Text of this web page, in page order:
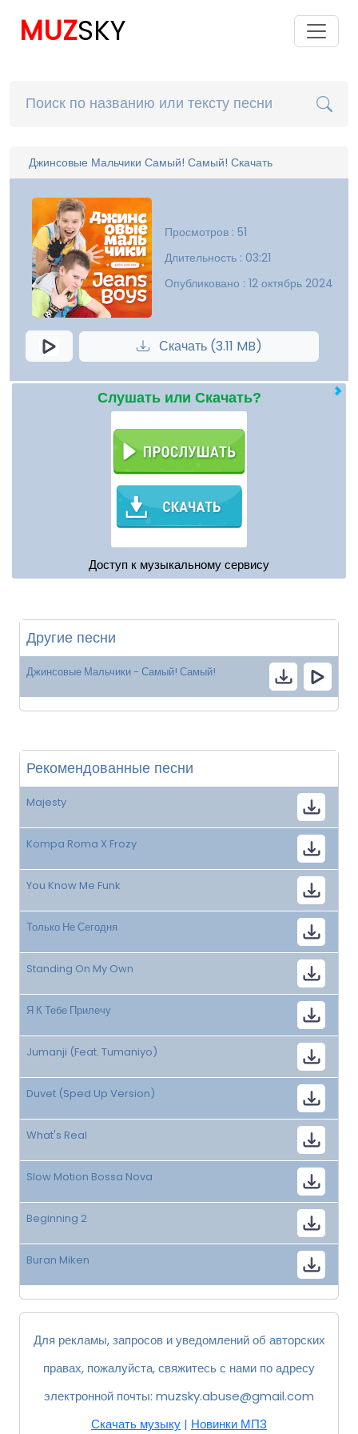
MUZSKY
Джинсовые Мальчики Самый! Самый! Скачать
Просмотров : 51
Длительность : 03:21
Опубликовано : 12 октябрь 2024
Скачать (3.11 MB)
Слушать или Скачать?
Доступ к музыкальному сервису
Другие песни
Джинсовые Мальчики - Самый! Самый!
Рекомендованные песни
Majesty
Kompa Roma X Frozy
You Know Me Funk
Только Не Сегодня
Standing On My Own
Я К Тебе Прилечу
Jumanji (Feat. Tumaniyo)
Duvet (Sped Up Version)
What's Real
Slow Motion Bossa Nova
Beginning 2
Buran Miken
Для рекламы, запросов и уведомлений об авторских
правах, пожалуйста, свяжитесь с нами по адресу
электронной почты: muzsky.abuse@gmail.com
Скачать музыку | Новинки МП3